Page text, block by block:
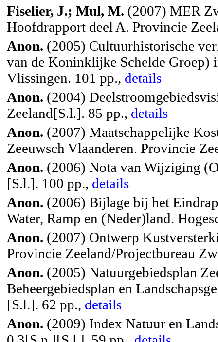
Fiselier, J.; Mul, M. (2007) MER
Hoofdrapport deel A. Provincie
Anon. (2005) Cultuurhistorische
van de Koninklijke Schelde Groep)
Vlissingen. 101 pp., details
Anon. (2004)
Zeeland[S.l.]. 85 pp., details
Anon. (2007) Maatschappelijke
Zeeuwsch Vlaanderen. Provincie
Anon. (2006) Nota van Wijziging
[S.l.]. 100 pp., details
Anon. (2006) Bijlage bij het
Water, Ramp en (Neder)land.
Anon. (2007) Ontwerp
Provincie Zeeland/Projectbureau
Anon. (2005) Natuurgebiedsplan
Beheergebiedsplan en
[S.l.]. 62 pp., details
Anon. (2009) Index Natuur en